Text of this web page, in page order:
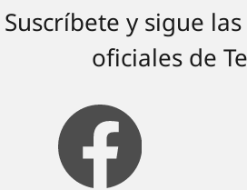
Suscríbete y sigue
oficiales de